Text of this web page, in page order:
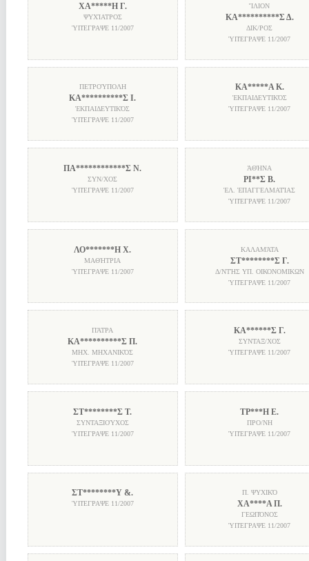
ΧΑ*****Η Γ.
ΨΥΧΊΑΤΡΟΣ
ὙΠΈΓΡΑΨΕ 11/2007
ἼΛΙΟΝ
ΚΑ**********Σ Δ.
ΔΙΚ/ΡΟΣ
ὙΠΈΓΡΑΨΕ 11/2007
ΠΕΤΡΟΎΠΟΛΗ
ΚΑ**********Σ Ι.
ἘΚΠΑΙΔΕΥΤΙΚΌΣ
ὙΠΈΓΡΑΨΕ 11/2007
ΚΑ*****Α Κ.
ἘΚΠΑΙΔΕΥΤΙΚΌΣ
ὙΠΈΓΡΑΨΕ 11/2007
ΠΑ************Σ Ν.
ΣΥΝ/ΧΟΣ
ὙΠΈΓΡΑΨΕ 11/2007
ἈΘΉΝΑ
ΡΙ**Σ Β.
ἘΛ. ἘΠΑΓΓΕΛΜΑΤΊΑΣ
ὙΠΈΓΡΑΨΕ 11/2007
ΛΟ*******Η Χ.
ΜΑΘΉΤΡΙΑ
ὙΠΈΓΡΑΨΕ 11/2007
ΚΑΛΑΜΆΤΑ
ΣΤ********Σ Γ.
Δ/ΝΤΉΣ ΥΠ. ΟΙΚΟΝΟΜΙΚΩΝ
ὙΠΈΓΡΑΨΕ 11/2007
ΠΆΤΡΑ
ΚΑ**********Σ Π.
ΜΗΧ. ΜΗΧΑΝΙΚΌΣ
ὙΠΈΓΡΑΨΕ 11/2007
ΚΑ******Σ Γ.
ΣΥΝΤΑΞ/ΧΟΣ
ὙΠΈΓΡΑΨΕ 11/2007
ΣΤ********Σ Τ.
ΣΥΝΤΑΞΙΟΎΧΟΣ
ὙΠΈΓΡΑΨΕ 11/2007
ΤΡ***Η Ε.
ΠΡΟ/ΝΗ
ὙΠΈΓΡΑΨΕ 11/2007
ΣΤ********Υ &.
ὙΠΈΓΡΑΨΕ 11/2007
Π. ΨΥΧΙΚΌ
ΧΑ****Α Π.
ΓΕΩΠΌΝΟΣ
ὙΠΈΓΡΑΨΕ 11/2007